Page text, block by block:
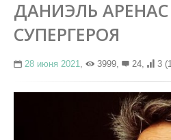
ДАНИЭЛЬ
СУПЕРГЕРОЯ
28 июня 2021, 3999, 24, 3